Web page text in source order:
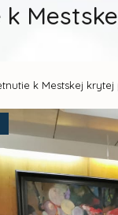
k Mestskej krytej